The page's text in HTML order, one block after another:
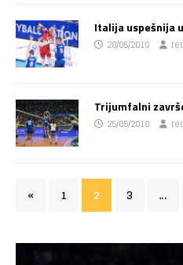
Italija uspešnija
28/05/2018
Trijumfalni
25/05/2018
« 1 2 3 …